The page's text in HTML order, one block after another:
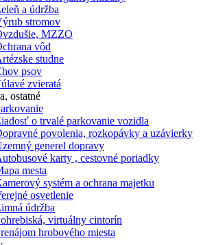
a údržba
stromov
MZZO
vôd
studne
psov
zvieratá
ostatné
o trvalé parkovanie vozidla
povolenia, rozkopávky a uzávierky
generel dopravy
karty , cestovné poriadky
mesta
systém a ochrana majetku
osvetlenie
údržba
virtuálny cintorín
hrobového miesta